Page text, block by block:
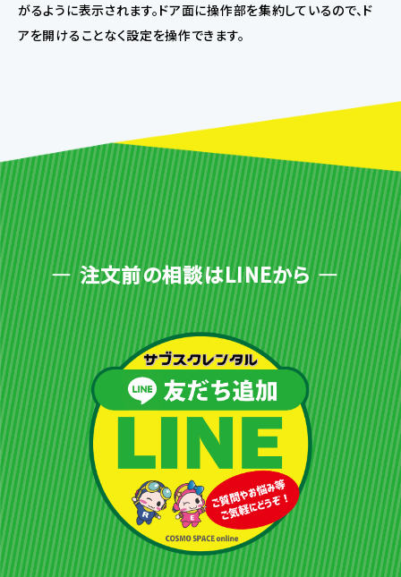
がるように表示されます。ドア面に操作部を集約しているので、ド
アを開けることなく設定を操作できます。
注文前の相談はLINEから